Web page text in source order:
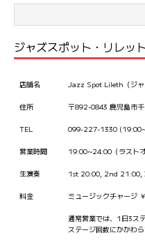
ジャズスポット・リレッ
店舗名 Jazz Spot Lileth（ジャ
住所 〒892-0843 鹿児島市
TEL 099-227-1330
営業時間 19:00~24:00（ラスト
生演奏 1st 20:00, 2nd 21:00,
料金 ミュージックチャージ
通常営業では、1日3ス
ステージ回数にかかわ